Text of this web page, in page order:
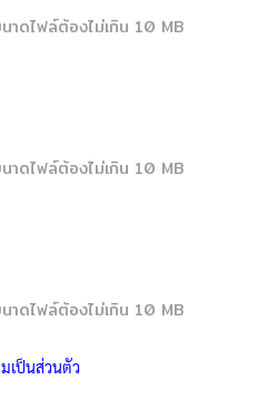
าดไฟล์ต้องไม่เกิน 10 MB
าดไฟล์ต้องไม่เกิน 10 MB
าดไฟล์ต้องไม่เกิน 10 MB
เป็นส่วนตัว